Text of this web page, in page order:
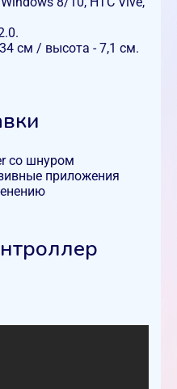
см / высота - 7,1 см.
со шнуром
приложения